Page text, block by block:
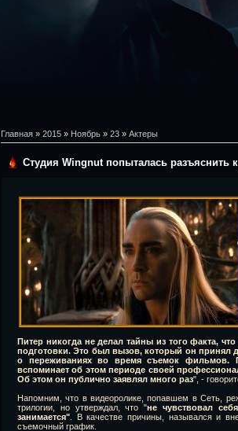
Главная » 2015 » Ноябрь » 23 » Актеры
Студия Wingnut попыталась разъяснить
Питер никогда не делал тайны из того факта,
подготовки. Это был вызов, который он принял
о переживаниях во время съемок фильмов.
вспоминает об этом периоде своей
Об этом он публично заявлял много раз", -
Напомним, что в видеоролике, попавшем в Сеть,
трилогии, но утверждал, что "не чувствовал
занимается" . В качестве причины, назывался и
съемочный график.